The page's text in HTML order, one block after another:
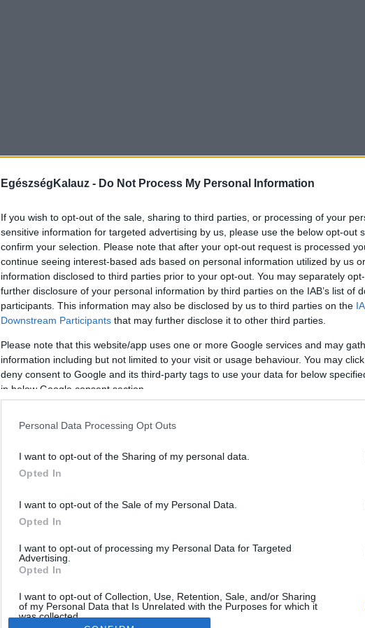
EgészségKalauz - Do Not Process My Personal Information
If you wish to opt-out of the sale, sharing to third parties, or processing of your
sensitive information for targeted advertising by us, please use the below opt-out
confirm your selection. Please note that after your opt-out request is processed
continue seeing interest-based ads based on personal information utilized by us
information disclosed to third parties prior to your opt-out. You may separately
further disclosure of your personal information by third parties on the IAB’s list of
participants. This information may also be disclosed by us to third parties on the
Downstream Participants that may further disclose it to other third parties.
Please note that this website/app uses one or more Google services and may
information including but not limited to your visit or usage behaviour. You may
deny consent to Google and its third-party tags to use your data for below
in below Google consent section.
Personal Data Processing Opt Outs
I want to opt-out of the Sharing of my personal data.
Opted In
I want to opt-out of the Sale of my Personal Data.
Opted In
I want to opt-out of processing my Personal Data for Targeted
Advertising.
Opted In
I want to opt-out of Collection, Use, Retention, Sale, and/or Sharing
of my Personal Data that Is Unrelated with the Purposes for which it
was collected.